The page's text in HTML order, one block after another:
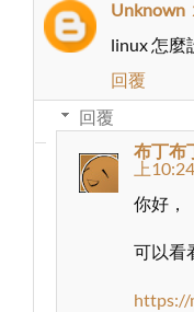
Unknown
linux 怎麼
回覆
回覆
布丁布
上10:24
你好，
可以看
https://